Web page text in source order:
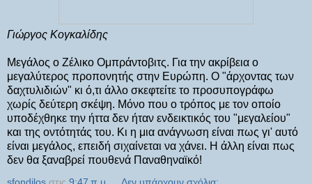
Γιώργος Κογκαλίδης
Μεγάλος ο Ζέλικο Ομπράντοβιτς. Για την ακρίβεια ο
μεγαλύτερος προπονητής στην Ευρώπη. Ο "άρχοντας των
δαχτυλιδιών" κι ό,τι άλλο σκεφτείτε το προσυπογράφω
χωρίς δεύτερη σκέψη. Μόνο που ο τρόπος με τον οποίο
υποδέχθηκε την ήττα δεν ήταν ενδεικτικός του "μεγαλείου"
και της οντότητάς του. Κι η μια ανάγνωση είναι πως γι' αυτό
είναι μεγάλος, επειδή σιχαίνεται να χάνει. Η άλλη είναι πως
δεν θα ξαναβρεί πουθενά Παναθηναϊκό!